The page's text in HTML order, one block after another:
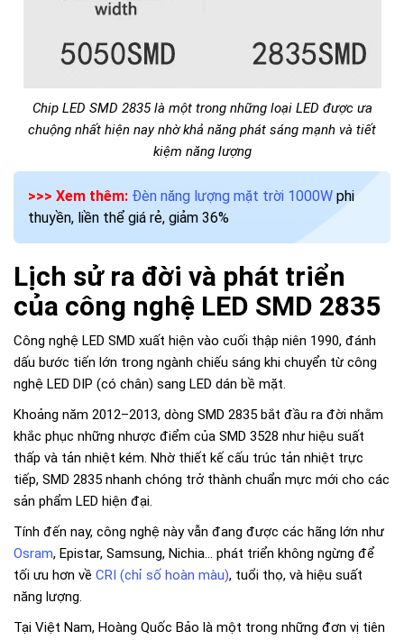
Chip LED SMD 2835 là một trong những loại LED được ưa
chuộng nhất hiện nay nhờ khả năng phát sáng mạnh và tiết
kiệm năng lượng
>>> Xem thêm: Đèn năng lượng mặt trời 1000W phi
thuyền, liền thể giá rẻ, giảm 36%
Lịch sử ra đời và phát triển
của công nghệ LED SMD 2835
Công nghệ LED SMD xuất hiện vào cuối thập niên 1990, đánh
dấu bước tiến lớn trong ngành chiếu sáng khi chuyển từ công
nghệ LED DIP (có chân) sang LED dán bề mặt.
Khoảng năm 2012–2013, dòng SMD 2835 bắt đầu ra đời nhằm
khắc phục những nhược điểm của SMD 3528 như hiệu suất
thấp và tản nhiệt kém. Nhờ thiết kế cấu trúc tản nhiệt trực
tiếp, SMD 2835 nhanh chóng trở thành chuẩn mực mới cho các
sản phẩm LED hiện đại.
Tính đến nay, công nghệ này vẫn đang được các hãng lớn như
Osram, Epistar, Samsung, Nichia… phát triển không ngừng để
tối ưu hơn về CRI (chỉ số hoàn màu), tuổi thọ, và hiệu suất
năng lượng.
Tại Việt Nam, Hoàng Quốc Bảo là một trong những đơn vị tiên